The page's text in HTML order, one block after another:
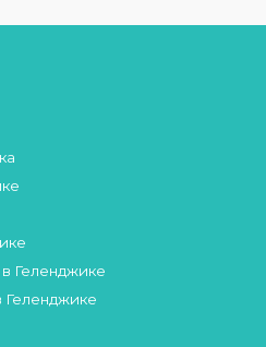
Геленджике
Геленджике